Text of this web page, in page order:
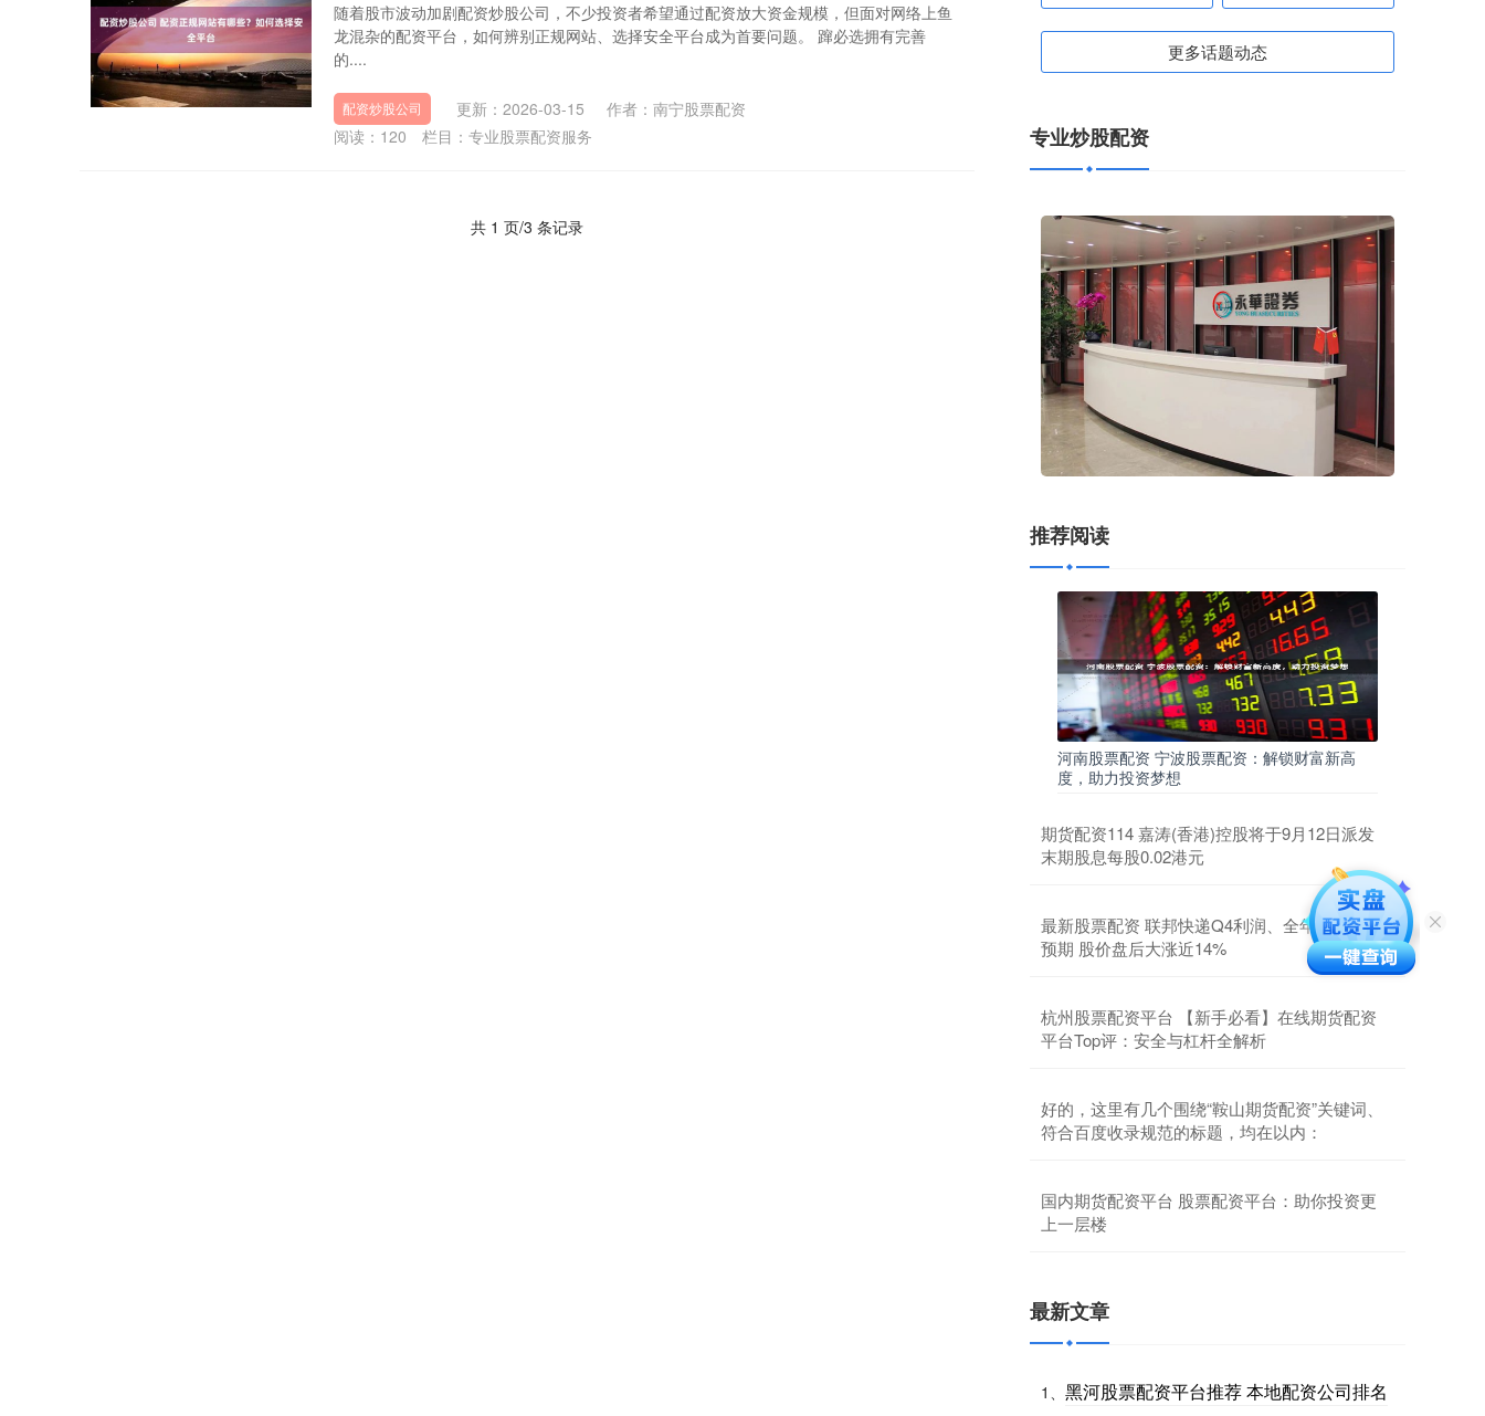
随着股市波动加剧配资炒股公司，不少投资者希望通过配资放大资金规模，但面对网络上鱼
龙混杂的配资平台，如何辨别正规网站、选择安全平台成为首要问题。 蹿必选拥有完善
的....
配资炒股公司 更新：2026-03-15
作者：南宁股票配资
阅读： 120 栏目： 专业股票配资服务
共 1 页/3 条记录
更多话题动态
专业炒股配资
推荐阅读
河南股票配资 宁波股票配资：解锁财富新高
度，助力投资梦想
期货配资114 嘉涛(香港)控股将于9月12日派发
末期股息每股0.02港元
最新股票配资 联邦快递Q4利润、全年指引均超
预期 股价盘后大涨近14%
杭州股票配资平台 【新手必看】在线期货配资
平台Top评：安全与杠杆全解析
好的，这里有几个围绕“鞍山期货配资”关键词、
符合百度收录规范的标题，均在以内：
国内期货配资平台 股票配资平台：助你投资更
上一层楼
最新文章
1、 黑河股票配资平台推荐 本地配资公司排名